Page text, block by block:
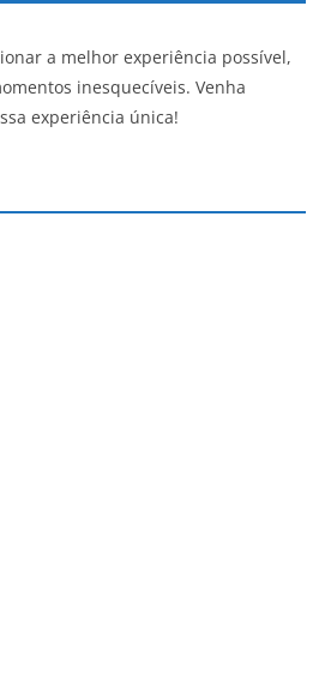
a melhor experiência possível,
inesquecíveis. Venha
experiência única!